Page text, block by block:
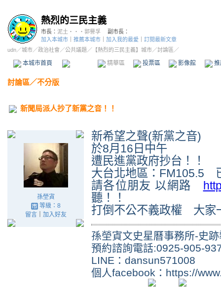
熱烈的三民主義
市長： 泥土‧‧‧郭譽孚
副市長：
加入本城市
推薦本城市 加入我的最愛
訂閱最新文章
udn／城市／政治社會 ／公共議題 ／ 【熱烈的三民主義】城市／討論區／
本城市首頁 精華區 投票區 影像館
討論區／不分版
新聞局派人抄了新黨之音！！
孫塋寊
等級：8
留言｜ 加入好友
新希望之聲(新黨之音)
於8月16日中午
遭民進黨政府抄台！！
大台北地區：FM105.5
請各位朋友 以網路
聽！！
打倒不公不義政權 大
孫塋寊文史星曆事務所-史
預約諮詢電話:0925-905-
LINE：dansun571008
個人facebook：https://